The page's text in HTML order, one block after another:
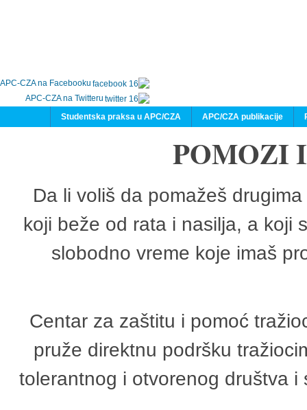
APC-CZA na Facebooku
APC-CZA na Twitteru
APC/CZA publikacije
Studentska praksa u APC/CZA
POMOZI
Da li voliš da pomažeš
koji beže od rata i nasilja, a koji
slobodno vreme koje imaš
Centar za zaštitu i pomoć
pruže direktnu podršku
tolerantnog i otvorenog društva